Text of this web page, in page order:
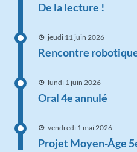
De la lecture !
jeudi 11 juin 2026
Rencontre
lundi 1 juin 2026
Oral 4e annulé
vendredi 1 mai 2026
Projet Moyen-Âge